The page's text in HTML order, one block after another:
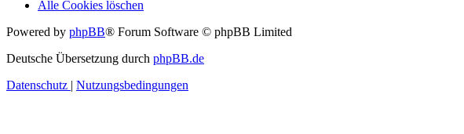
Alle Cookies löschen
Powered by phpBB® Forum Software © phpBB Limited
Deutsche Übersetzung durch phpBB.de
Datenschutz | Nutzungsbedingungen